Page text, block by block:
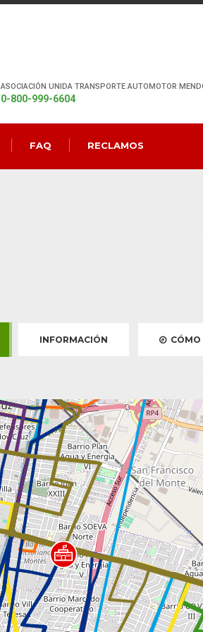
ASOCIACIÓN UNIDA TRANSPORTE AUTOMOTOR
0-800-999-6604
FAQ RECLAMOS
INFORMACIÓN CÓMO